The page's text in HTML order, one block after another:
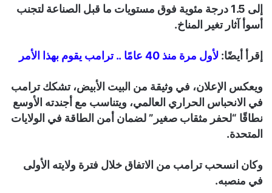
إلى 1.5 درجة مئوية فوق مستويات ما قبل الصناعة لتجنب
أسوأ آثار تغير المناخ.
إقرأ أيضًا: لأول مرة منذ 40 عامًا .. ترامب يقوم بهذا الأمر
ويعكس الإعلان، في وثيقة من البيت الأبيض، تشكك ترامب
في الانحباس الحراري العالمي، ويتناسب مع أجندته الأوسع
نطاقًا “لحفر مثقاب صغير” لضمان أمن الطاقة في الولايات
المتحدة.
وكان انسحب ترامب من الاتفاق خلال فترة ولايته الأولى
في منصبه.